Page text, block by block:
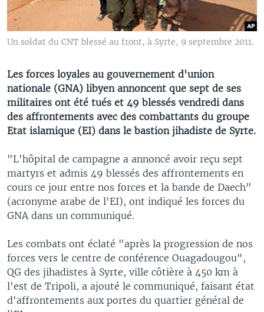
Un soldat du CNT blessé au front, à Syrte, 9 septembre 2011.
Les forces loyales au gouvernement d'union
nationale (GNA) libyen annoncent que sept de ses
militaires ont été tués et 49 blessés vendredi dans
des affrontements avec des combattants du groupe
Etat islamique (EI) dans le bastion jihadiste de Syrte.
"L'hôpital de campagne a annoncé avoir reçu sept
martyrs et admis 49 blessés des affrontements en
cours ce jour entre nos forces et la bande de Daech"
(acronyme arabe de l'EI), ont indiqué les forces du
GNA dans un communiqué.
Les combats ont éclaté "après la progression de nos
forces vers le centre de conférence Ouagadougou",
QG des jihadistes à Syrte, ville côtière à 450 km à
l'est de Tripoli, a ajouté le communiqué, faisant état
d'affrontements aux portes du quartier général de